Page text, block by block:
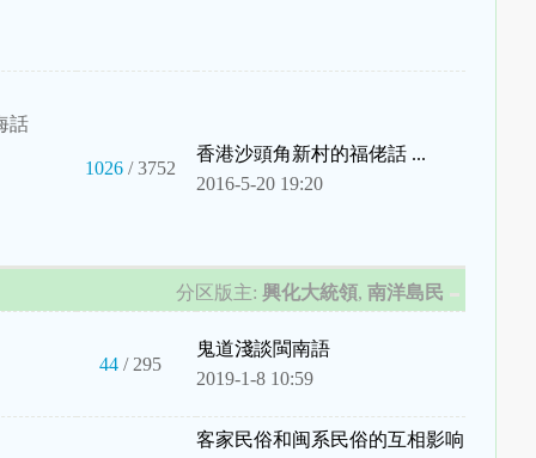
話
1026/ 3752
香港沙頭角新村的福佬話 ...
2016-5-20 19:20
分区版主:興化大統領,南洋島民
44/ 295
鬼道淺談閩南語
2019-1-8 10:59
客家民俗和闽系民俗的互相影响